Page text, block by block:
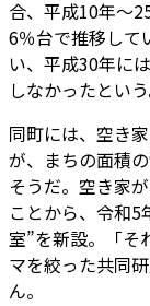
合、平成10年～
6％台で推移して
い、平成30年に
しなかったという
同町には、空き
が、まちの面積
そうだ。空き家
ことから、令和5
室”を新設。「そ
マを絞った共同
ん。